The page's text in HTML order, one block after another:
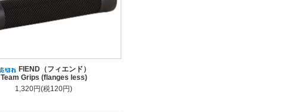
FIEND（フィエンド）
Team Grips (flanges less)
1,320円(税120円)